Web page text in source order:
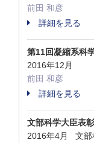
前田 和彦
詳細を見る
第11回凝縮系科
2016年12月
前田 和彦
詳細を見る
文部科学大臣表
2016年4月 文部